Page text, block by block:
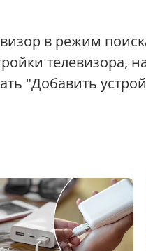
в режим
телевизора,
"Добавить